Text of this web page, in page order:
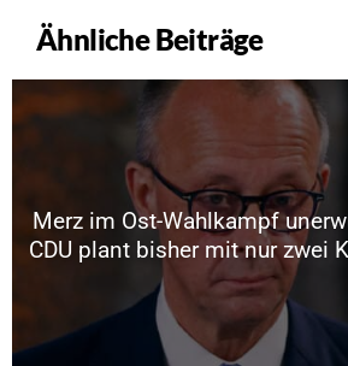
Ähnliche Beiträge
Merz im Ost-Wahlkampf
CDU plant bisher mit nur zwei